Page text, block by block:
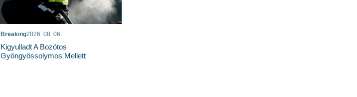
Breaking2026. 08. 06.
Kigyulladt A Bozótos
Gyöngyössolymos Mellett